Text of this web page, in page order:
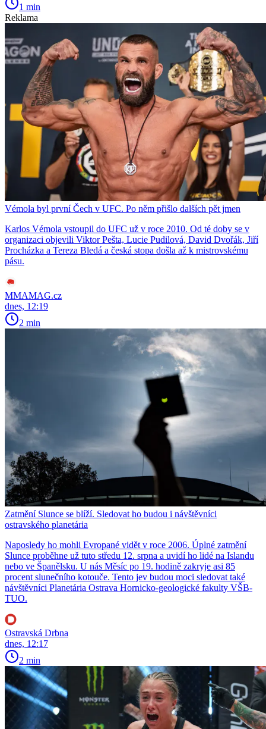
1 min
Reklama
Vémola byl první Čech v UFC. Po něm přišlo dalších pět jmen
Karlos Vémola vstoupil do UFC už v roce 2010. Od té doby se v
organizaci objevili Viktor Pešta, Lucie Pudilová, David Dvořák, Jiří
Procházka a Tereza Bledá a česká stopa došla až k mistrovskému
pásu.
MMAMAG.cz
dnes, 12:19
2 min
Zatmění Slunce se blíží. Sledovat ho budou i návštěvníci
ostravského planetária
Naposledy ho mohli Evropané vidět v roce 2006. Úplné zatmění
Slunce proběhne už tuto středu 12. srpna a uvidí ho lidé na Islandu
nebo ve Španělsku. U nás Měsíc po 19. hodině zakryje asi 85
procent slunečního kotouče. Tento jev budou moci sledovat také
návštěvníci Planetária Ostrava Hornicko-geologické fakulty VŠB-
TUO.
Ostravská Drbna
dnes, 12:17
2 min